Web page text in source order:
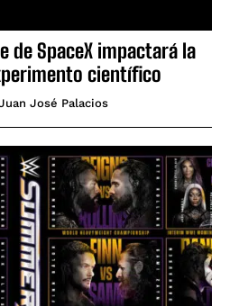
de SpaceX impactará la
científico
José Palacios